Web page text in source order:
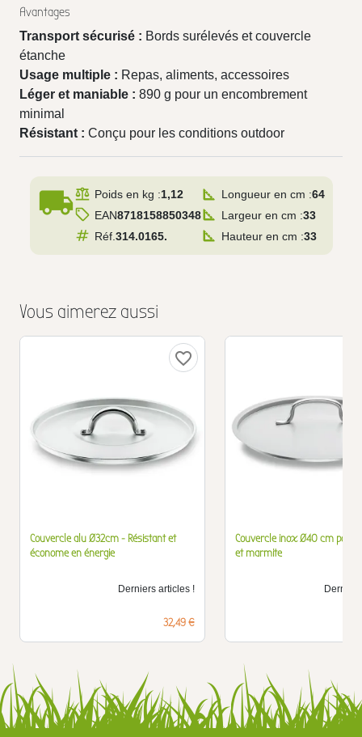
Avantages
Transport sécurisé : Bords surélevés et couvercle
étanche
Usage multiple : Repas, aliments, accessoires
Léger et maniable : 890 g pour un encombrement
minimal
Résistant : Conçu pour les conditions outdoor
local_shipping Poids en kg :1,12
EAN8718158850348
Réf. 314.0165.
Longueur en cm :64
Largeur en cm :33
Hauteur en cm :33
Vous aimerez aussi
favorite_border
Couvercle alu Ø32cm - Résistant et
économe en énergie
Derniers articles !
Prix
32,49 €
Couvercle inox Ø40 cm pour
et marmite